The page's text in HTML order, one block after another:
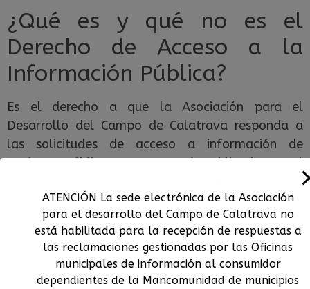
¿Qué es y qué no es el
Derecho de Acceso a la
Información Pública?
Es el derecho a que la Asociación para el
Desarrollo del Campo de Calatrava responda a
las solicitudes de acceso a información de
carácter público que no esté publicada en el
Portal de Transparencia. Este derecho se relaciona
fundamentalmente con la información que
trasciende a la mera información ciudadana de
carácter más básico, y que tiene que ver en gran
medida con el uso de los recursos públicos y con el
impacto de las actuaciones organizacionales.
ATENCIÓN La sede electrónica de la Asociación
para el desarrollo del Campo de Calatrava no
está habilitada para la recepción de respuestas a
las reclamaciones gestionadas por las Oficinas
municipales de información al consumidor
dependientes de la Mancomunidad de municipios